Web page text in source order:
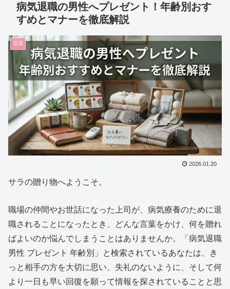
病気退職の男性へプレゼント！年齢別おす
すめとマナーを徹底解説
退職
2026.01.20
サラの贈り物へようこそ。
職場の仲間やお世話になった上司が、病気療養のために退
職されることになったとき、どんな言葉をかけ、何を贈れ
ばよいのか悩んでしまうことはありませんか。「病気退職
男性 プレゼント 年齢別」と検索されているあなたは、き
っと相手の方を大切に思い、失礼のないように、そして何
より一日も早い回復を願って情報を探されていることと思